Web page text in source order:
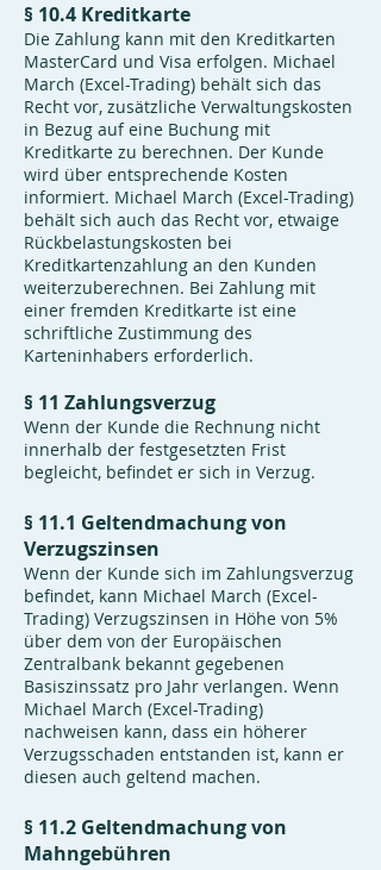
§ 10.4 Kreditkarte
Die Zahlung kann mit den Kreditkarten
MasterCard und Visa erfolgen. Michael
March (Excel-Trading) behält sich das
Recht vor, zusätzliche Verwaltungskosten
in Bezug auf eine Buchung mit
Kreditkarte zu berechnen. Der Kunde
wird über entsprechende Kosten
informiert. Michael March (Excel-Trading)
behält sich auch das Recht vor, etwaige
Rückbelastungskosten bei
Kreditkartenzahlung an den Kunden
weiterzuberechnen. Bei Zahlung mit
einer fremden Kreditkarte ist eine
schriftliche Zustimmung des
Karteninhabers erforderlich.
§ 11 Zahlungsverzug
Wenn der Kunde die Rechnung nicht
innerhalb der festgesetzten Frist
begleicht, befindet er sich in Verzug.
§ 11.1 Geltendmachung von
Verzugszinsen
Wenn der Kunde sich im Zahlungsverzug
befindet, kann Michael March (Excel-
Trading) Verzugszinsen in Höhe von 5%
über dem von der Europäischen
Zentralbank bekannt gegebenen
Basiszinssatz pro Jahr verlangen. Wenn
Michael March (Excel-Trading)
nachweisen kann, dass ein höherer
Verzugsschaden entstanden ist, kann er
diesen auch geltend machen.
§ 11.2 Geltendmachung von
Mahngebühren